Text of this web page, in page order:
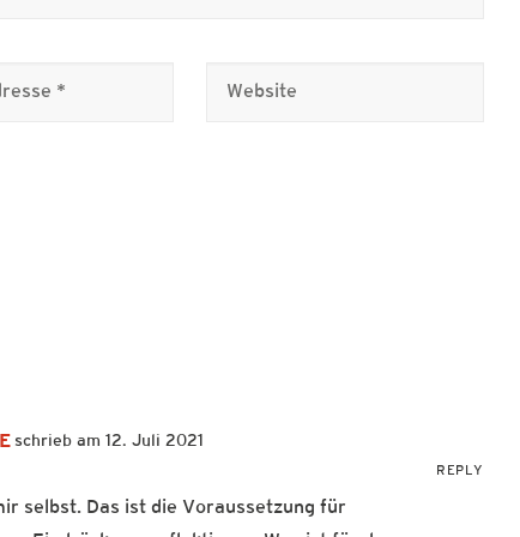
12. Juli 2021
selbst. Das ist die Voraussetzung für
REPLY